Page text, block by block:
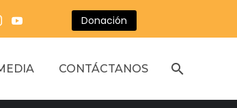
Donación
CONTÁCTANOS